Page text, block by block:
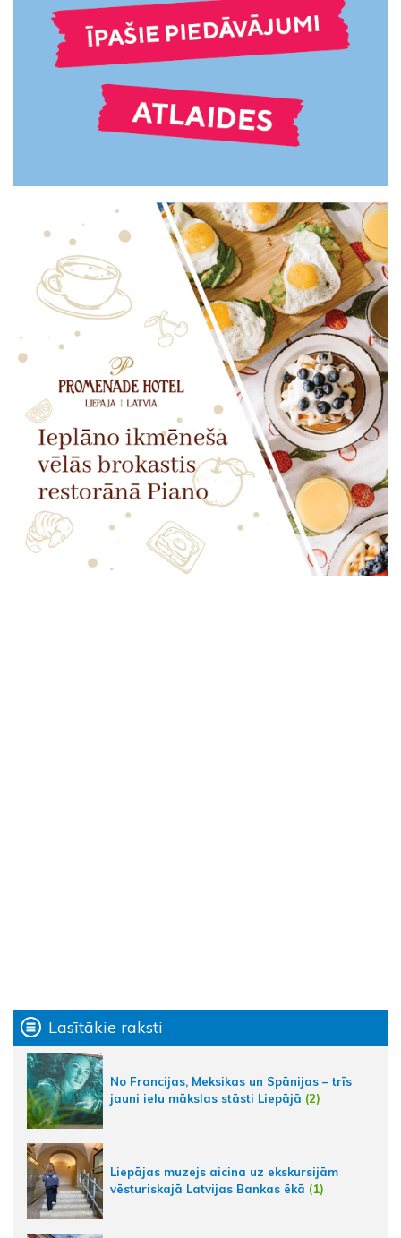
Lasītākie raksti
No Francijas, Meksikas un Spānijas – trīs
jauni ielu mākslas stāsti Liepājā (2)
Liepājas muzejs aicina uz ekskursijām
vēsturiskajā Latvijas Bankas ēkā (1)